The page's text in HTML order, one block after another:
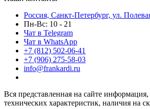
Россия, Санкт-Петербург, ул.
Пн-Вс: 10 - 21
Чат в Telegram
Чат в WhatsApp
+7 (812) 502-06-41
+7 (906) 275-58-03
info@frankardi.ru
Вся представленная на сайте
технических характеристик, наличия на